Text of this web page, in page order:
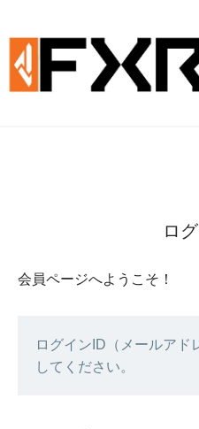
ロ
会員ページへようこそ！
ログインID（メールアド
してください。